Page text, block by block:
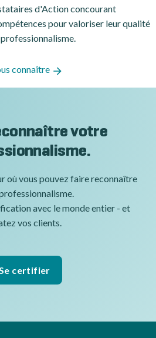
d'Action concourant
pour valoriser leur qualité
connaître
votre
où vous pouvez faire reconnaître
avec le monde entier - et
vos clients.
Se certifier